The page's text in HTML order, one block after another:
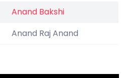
Anand Bakshi
Anand Raj Anand